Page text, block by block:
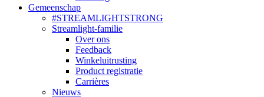
Gemeenschap
#STREAMLIGHTSTRONG
Streamlight-familie
Over ons
Feedback
Winkeluitrusting
Product registratie
Carrières
Nieuws